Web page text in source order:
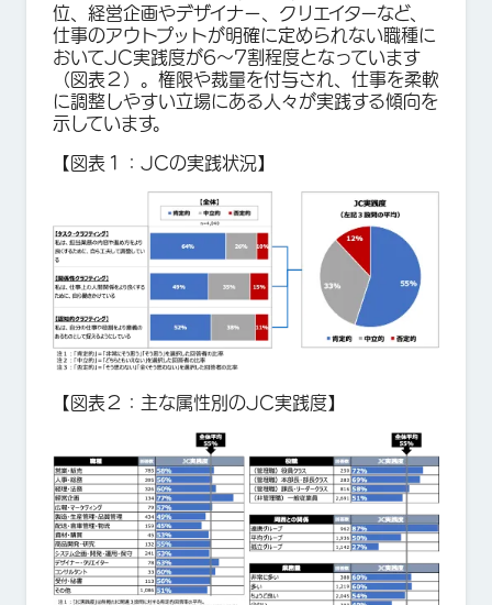
位、経営企画やデザイナー、クリエイターなど、
仕事のアウトプットが明確に定められない職種に
おいてJC実践度が6〜7割程度となっています
（図表２）。権限や裁量を付与され、仕事を柔軟
に調整しやすい立場にある人々が実践する傾向を
示しています。
【図表１：JCの実践状況】
【図表２：主な属性別のJC実践度】